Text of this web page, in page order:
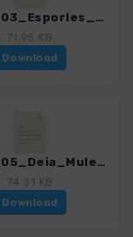
GR221_03_Esporles_Valldemossa_4541_2.gpx
71.95 KB
Download
GR221_05_Deia_Muleta_4541_2.gpx
74.31 KB
Download